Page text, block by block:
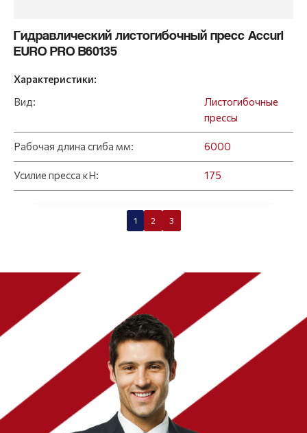
Гидравлический листогибочный пресс Accurl
EURO PRO B60135
Характеристики:
Вид:
Листогибочные
прессы
Рабочая длина сгиба мм: 6000
Усилие пресса кН: 175
1 2 3